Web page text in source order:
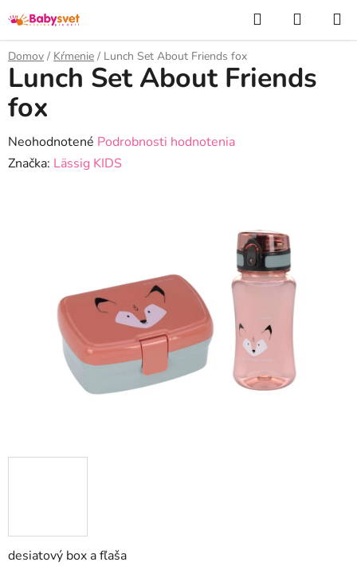
na
obsah
Hľadať
KOŠÍK
Domov / Kŕmenie / Lunch Set About Friends fox
desiatový box a fľaša
Lunch Set About Friends
fox
Priemerné
hodnotenie
hviezdičiek.
Neohodnotené Podrobnosti hodnotenia
Značka: Lässig KIDS